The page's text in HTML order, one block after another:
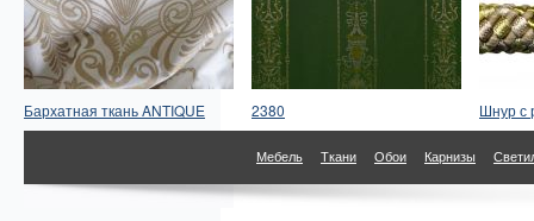
Бархатная ткань ANTIQUE 2380 Шнур с
Мебель Ткани Обои Карнизы